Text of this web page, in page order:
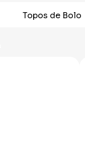
Topos de Bolo